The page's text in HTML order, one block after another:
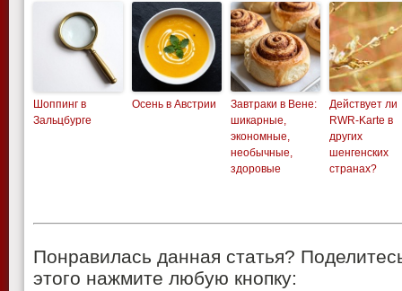
Шоппинг в
Зальцбурге
Осень в Австрии
Завтраки в Вене:
шикарные,
экономные,
необычные,
здоровые
Действует ли
RWR-Karte в
других
шенгенских
странах?
Понравилась данная статья?
этого нажмите любую кнопку: